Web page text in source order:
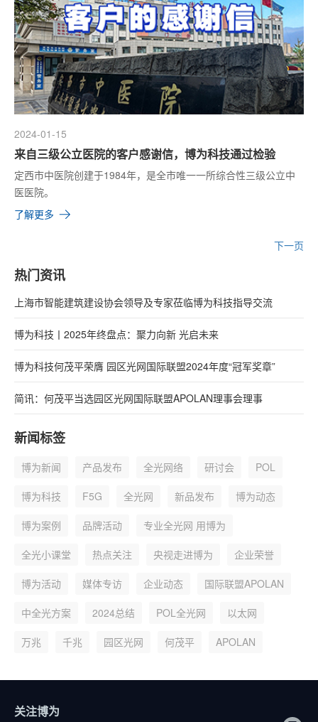
2024-01-15
来自三级公立医院的客户感谢信，博为科技通过检验
定西市中医院创建于1984年，是全市唯一一所综合性三级公立中
医医院。
了解更多
下一页
热门资讯
上海市智能建筑建设协会领导及专家莅临博为科技指导交流
博为科技丨2025年终盘点：聚力向新 光启未来
博为科技何茂平荣膺 园区光网国际联盟2024年度“冠军奖章”
简讯：何茂平当选园区光网国际联盟APOLAN理事会理事
新闻标签
博为新闻 产品发布 全光网络 研讨会 POL
博为科技 F5G 全光网 新品发布 博为动态
博为案例 品牌活动 专业全光网 用博为
全光小课堂 热点关注 央视走进博为 企业荣誉
博为活动 媒体专访 企业动态 国际联盟APOLAN
中全光方案 2024总结 POL全光网 以太网
万兆 千兆 园区光网 何茂平 APOLAN
关注博为